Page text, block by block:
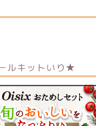
ルキットいり★